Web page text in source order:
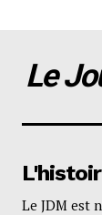
Le
Le JDM est